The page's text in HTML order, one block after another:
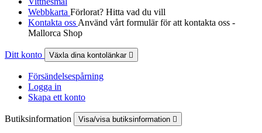
Webbkarta Förlorat? Hitta vad du vill
Kontakta oss Använd vårt formulär för att kontakta oss -
Mallorca Shop
Ditt konto Växla dina kontolänkar 
Försändelsespårning
Logga in
Skapa ett konto
Butiksinformation Visa/visa butiksinformation 